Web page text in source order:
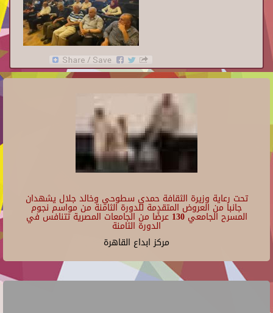
تحت رعاية وزيرة الثقافة حمدي سطوحي وخالد جلال يشهدان
جانبا من العروض المتقدمة للدورة الثامنة من مواسم نجوم
المسرح الجامعي 130 عرضًا من الجامعات المصرية تتنافس في
الدورة الثامنة
مركز ابداع القاهرة